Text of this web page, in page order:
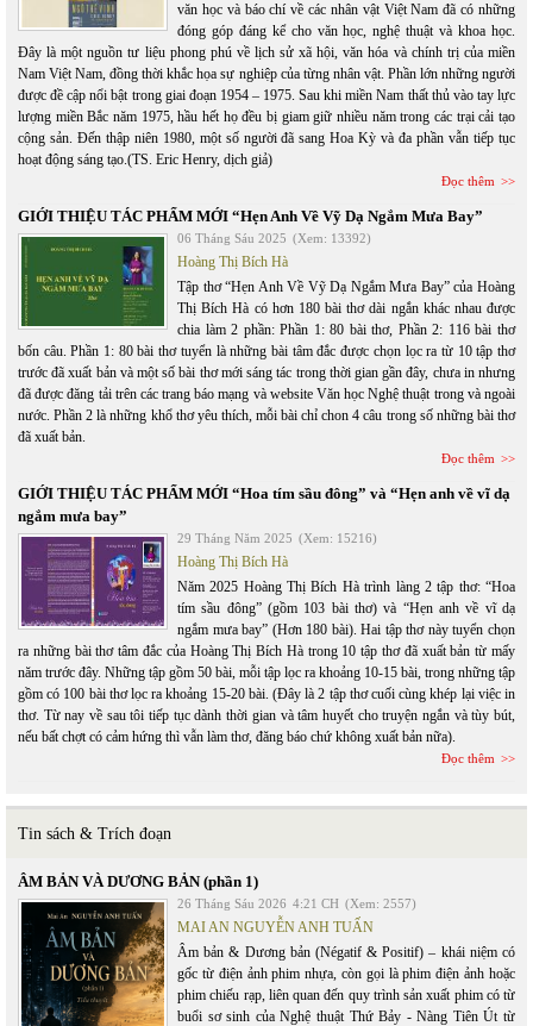
văn học và báo chí về các nhân vật Việt Nam đã có những
đóng góp đáng kể cho văn học, nghệ thuật và khoa học.
Đây là một nguồn tư liệu phong phú về lịch sử xã hội, văn hóa và chính trị của miền
Nam Việt Nam, đồng thời khắc họa sự nghiệp của từng nhân vật. Phần lớn những người
được đề cập nổi bật trong giai đoạn 1954 – 1975. Sau khi miền Nam thất thủ vào tay lực
lượng miền Bắc năm 1975, hầu hết họ đều bị giam giữ nhiều năm trong các trại cải tạo
cộng sản. Đến thập niên 1980, một số người đã sang Hoa Kỳ và đa phần vẫn tiếp tục
hoạt động sáng tạo.(TS. Eric Henry, dịch giả)
Đọc thêm
GIỚI THIỆU TÁC PHẨM MỚI “Hẹn Anh Về Vỹ Dạ Ngắm Mưa Bay”
06 Tháng Sáu 2025 (Xem: 13392)
Hoàng Thị Bích Hà
Tập thơ “Hẹn Anh Về Vỹ Dạ Ngắm Mưa Bay” của Hoàng
Thị Bích Hà có hơn 180 bài thơ dài ngắn khác nhau được
chia làm 2 phần: Phần 1: 80 bài thơ, Phần 2: 116 bài thơ
bốn câu. Phần 1: 80 bài thơ tuyển là những bài tâm đắc được chọn lọc ra từ 10 tập thơ
trước đã xuất bản và một số bài thơ mới sáng tác trong thời gian gần đây, chưa in nhưng
đã được đăng tải trên các trang báo mạng và website Văn học Nghệ thuật trong và ngoài
nước. Phần 2 là những khổ thơ yêu thích, mỗi bài chỉ chon 4 câu trong số những bài thơ
đã xuất bản.
Đọc thêm
GIỚI THIỆU TÁC PHẨM MỚI “Hoa tím sầu đông” và “Hẹn anh về vĩ dạ
ngắm mưa bay”
29 Tháng Năm 2025 (Xem: 15216)
Hoàng Thị Bích Hà
Năm 2025 Hoàng Thị Bích Hà trình làng 2 tập thơ: “Hoa
tím sầu đông” (gồm 103 bài thơ) và “Hẹn anh về vĩ dạ
ngắm mưa bay” (Hơn 180 bài). Hai tập thơ này tuyển chọn
ra những bài thơ tâm đắc của Hoàng Thị Bích Hà trong 10 tập thơ đã xuất bản từ mấy
năm trước đây. Những tập gồm 50 bài, mỗi tập lọc ra khoảng 10-15 bài, trong những tập
gồm có 100 bài thơ lọc ra khoảng 15-20 bài. (Đây là 2 tập thơ cuối cùng khép lại việc in
thơ. Từ nay về sau tôi tiếp tục dành thời gian và tâm huyết cho truyện ngắn và tùy bút,
nếu bất chợt có cảm hứng thì vẫn làm thơ, đăng báo chứ không xuất bản nữa).
Đọc thêm
Tin sách & Trích đoạn
ÂM BẢN VÀ DƯƠNG BẢN (phần 1)
26 Tháng Sáu 2026 4:21 CH (Xem: 2557)
MAI AN NGUYỄN ANH TUẤN
Âm bản & Dương bản (Négatif & Positif) – khái niệm có
gốc từ điện ảnh phim nhựa, còn gọi là phim điện ảnh hoặc
phim chiếu rạp, liên quan đến quy trình sản xuất phim có từ
buổi sơ sinh của Nghệ thuật Thứ Bảy - Nàng Tiên Út từ